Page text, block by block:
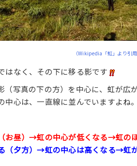
（Wikipedia「虹」より引用
はなく、その下に移る影です
（写真の下の方）を中心に、虹が広
心は、一直線に並んでいますよね。
お昼）→虹の中心が低くなる→虹の
（夕方）→虹の中心は高くなる→虹